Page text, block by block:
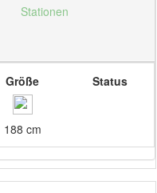
Stationen
Größe
188 cm
Status